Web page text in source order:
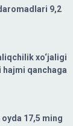
9,2
xo‘jaligi
qanchaga
17,5 ming